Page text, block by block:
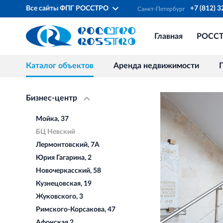
Все сайты ФПГ РОССТРО Санкт‐Петербург +7 (812)
Главная
Каталог объектов Аренда недвижимости
Бизнес-центр
Мойка, 37
БЦ Невский
Лермонтовский, 7А
Юрия Гагарина, 2
Новочеркасский, 58
Кузнецовская, 19
Жуковского, 3
Римского-Корсакова, 47